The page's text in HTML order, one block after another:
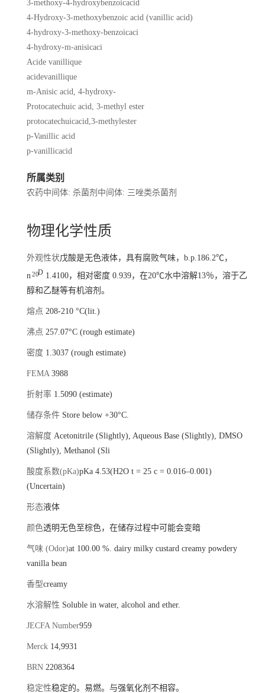
3-methoxy-4-hydroxybenzoicacid
4-Hydroxy-3-methoxybenzoic acid (vanillic acid)
4-hydroxy-3-methoxy-benzoicaci
4-hydroxy-m-anisicaci
Acide vanillique
acidevanillique
m-Anisic acid, 4-hydroxy-
Protocatechuic acid, 3-methyl ester
protocatechuicacid,3-methylester
p-Vanillic acid
p-vanillicacid
所属类别
农药中间体: 杀菌剂中间体: 三唑类杀菌剂
物理化学性质
外观性状戊酸是无色液体，具有腐败气味，b.p.186.2℃，
n 20D 1.4100，相对密度 0.939，在20℃水中溶解13％，溶于乙
醇和乙醚等有机溶剂。
熔点 208-210 °C(lit.)
沸点 257.07°C (rough estimate)
密度 1.3037 (rough estimate)
FEMA 3988
折射率 1.5090 (estimate)
储存条件 Store below +30°C.
溶解度 Acetonitrile (Slightly), Aqueous Base (Slightly), DMSO
(Slightly), Methanol (Sli
酸度系数(pKa)pKa 4.53(H2O t = 25 c = 0.016–0.001)
(Uncertain)
形态液体
颜色透明无色至棕色，在储存过程中可能会变暗
气味 (Odor)at 100.00 %. dairy milky custard creamy powdery
vanilla bean
香型creamy
水溶解性 Soluble in water, alcohol and ether.
JECFA Number959
Merck 14,9931
BRN 2208364
稳定性稳定的。易燃。与强氧化剂不相容。